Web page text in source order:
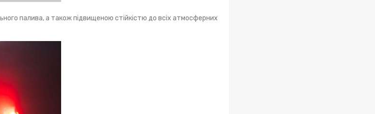
палива, а також підвищеною стійкістю до всіх атмосферних